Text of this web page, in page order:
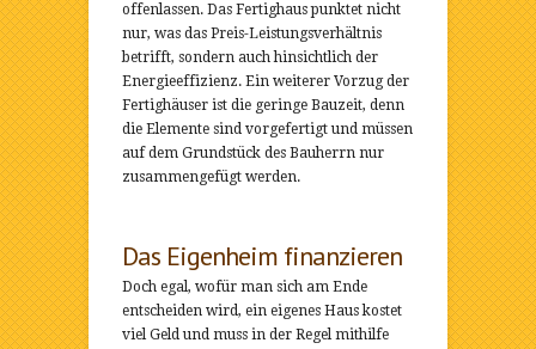
offenlassen. Das Fertighaus punktet nicht
nur, was das Preis-Leistungsverhältnis
betrifft, sondern auch hinsichtlich der
Energieeffizienz. Ein weiterer Vorzug der
Fertighäuser ist die geringe Bauzeit, denn
die Elemente sind vorgefertigt und müssen
auf dem Grundstück des Bauherrn nur
zusammengefügt werden.
Das Eigenheim finanzieren
Doch egal, wofür man sich am Ende
entscheiden wird, ein eigenes Haus kostet
viel Geld und muss in der Regel mithilfe